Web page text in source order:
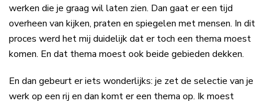
werken die je graag wil laten zien. Dan gaat er een tijd
overheen van kijken, praten en spiegelen met mensen. In dit
proces werd het mij duidelijk dat er toch een thema moest
komen. En dat thema moest ook beide gebieden dekken.
En dan gebeurt er iets wonderlijks: je zet de selectie van je
werk op een rij en dan komt er een thema op. Ik moest